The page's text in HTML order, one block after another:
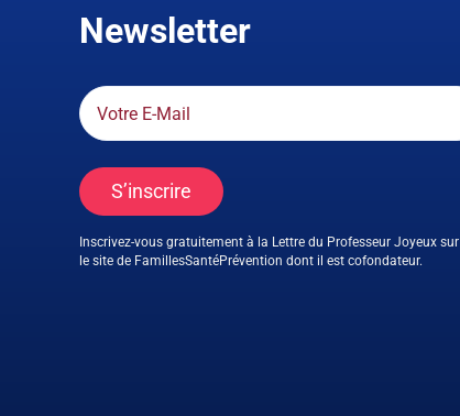
Newsletter
S’inscrire
Inscrivez-vous gratuitement à la Lettre du Professeur Joyeux sur
le site de FamillesSantéPrévention dont il est cofondateur.